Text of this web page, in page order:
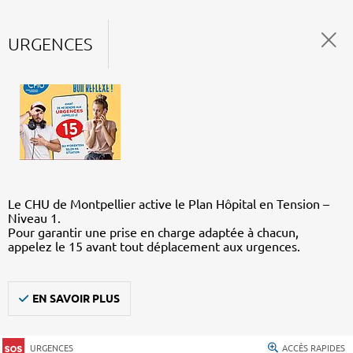
URGENCES
Le CHU de Montpellier active le Plan Hôpital en Tension –
Niveau 1.
Pour garantir une prise en charge adaptée à chacun,
appelez le 15 avant tout déplacement aux urgences.
EN SAVOIR PLUS
URGENCES ACCÈS RAPIDES